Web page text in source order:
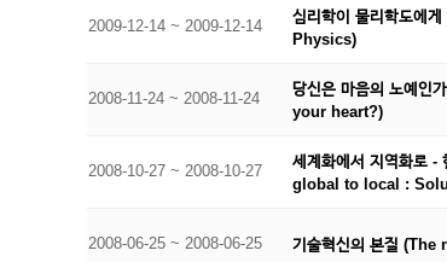
2009-12-14 ~ 2009-12-14
심리학이 물리학도에
Physics)
2008-11-24 ~ 2008-11-24
당신은 마음의 노예
your heart?)
2008-10-27 ~ 2008-10-27
세계화에서 지역화로 -
global to local :
2008-06-25 ~ 2008-06-25 기술혁신의 본질